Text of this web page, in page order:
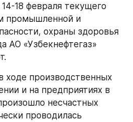
18 февраля текущего
промышленной и
охраны здоровья
АО «Узбекнефтегаз»
ходе производственных
и на предприятиях в
несчастных
проводилась